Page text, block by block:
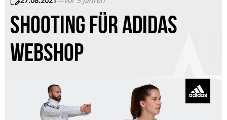
SHOOTING FÜR ADIDAS
WEBSHOP